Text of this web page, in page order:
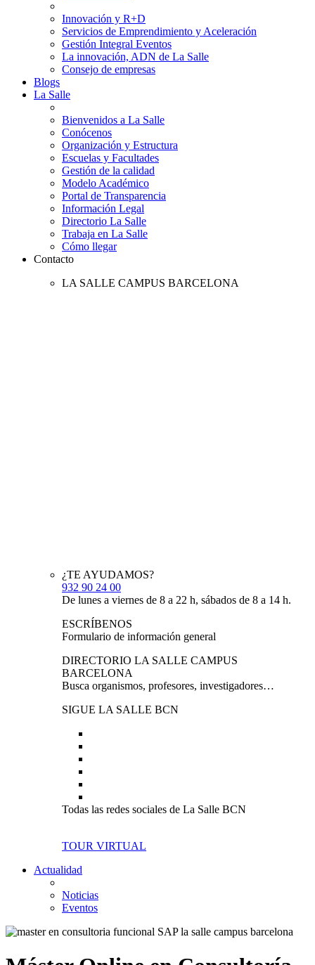
Innovación y R+D
Servicios de Emprendimiento y Aceleración
Gestión Integral Eventos
La innovación, ADN de La Salle
Consejo de empresas
Blogs
La Salle
Bienvenidos a La Salle
Conócenos
Organización y Estructura
Escuelas y Facultades
Gestión de la calidad
Modelo Académico
Portal de Transparencia
Información Legal
Directorio La Salle
Trabaja en La Salle
Cómo llegar
Contacto
LA SALLE CAMPUS BARCELONA
¿TE AYUDAMOS?
932 90 24 00
De lunes a viernes de 8 a 22 h, sábados de 8 a 14 h.
ESCRÍBENOS
Formulario de información general
DIRECTORIO LA SALLE CAMPUS
BARCELONA
Busca organismos, profesores, investigadores…
SIGUE LA SALLE BCN
Todas las redes sociales de La Salle BCN
TOUR VIRTUAL
Actualidad
Noticias
Eventos